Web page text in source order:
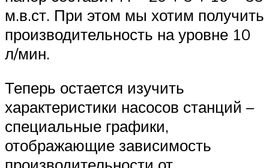
м.в.ст. При этом мы хотим получить
производительность на уровне 10
л/мин.
Теперь остается изучить
характеристики насосов станций –
специальные графики,
отображающие зависимость